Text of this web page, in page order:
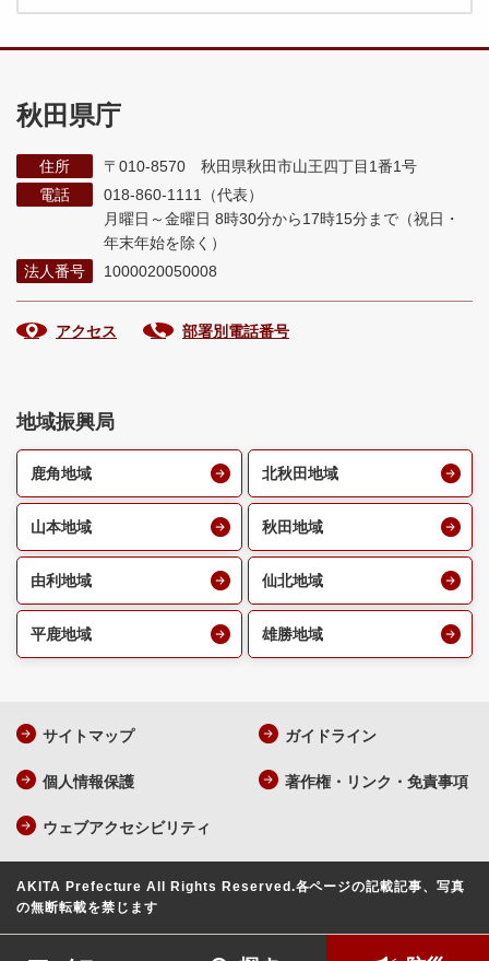
秋田県庁
住所
〒010-8570 秋田県秋田市山王四丁目1番1号
電話
018-860-1111（代表）
月曜日～金曜日 8時30分から17時15分まで （祝日・
年末年始を除く）
法人番号
1000020050008
アクセス 部署別電話番号
地域振興局
鹿角地域 北秋田地域
山本地域 秋田地域
由利地域 仙北地域
平鹿地域 雄勝地域
サイトマップ ガイドライン
個人情報保護 著作権・リンク・免責事項
ウェブアクセシビリティ
AKITA Prefecture All Rights Reserved.各ページの記載記事、写真
の無断転載を禁じます